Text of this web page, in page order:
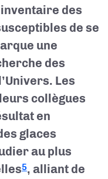
des
de se
une
des
Les
collègues
en
glaces
au plus
5, alliant de